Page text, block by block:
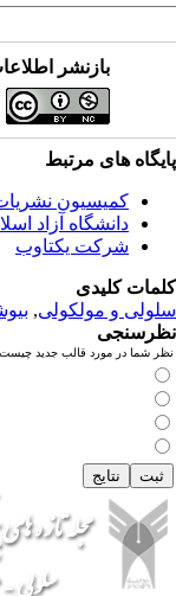
بازنشر
پایگاه های مرتبط
کمیسیون
دانشگاه آزاد
شرکت یکتاوب
کلمات کلیدی
سلولی و مولکولی,
نظرسنجی
نظر شما در مورد قالب جدید